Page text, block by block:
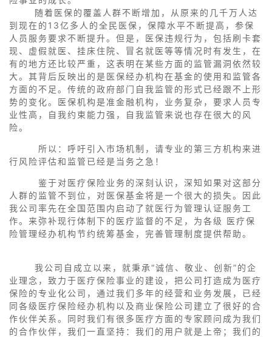
随着医保的覆盖人群不断增加，从原来的几千万人达
到现在的13亿多人的全民医保，保障水平不断提高，参保
人员服务要求不断提升。但是，医保违规行为，包括刷卡套
现、虚假就医、挂床住院、冒名就医等等情况时有发生，在
有的地方还比较严重，这表明在某些方面的监管漏洞依然较
大。其背后反映出的是医保经办机构在基金的使用和监管各
方面的不足。传统的政府部门自我监管的形式已经跟不上形
势的变化。医保机构是准金融机构，业务复杂，要求人员专
业性高，自我约束能力强，自我监管来说也存在很大的风
险。
所以：呼吁引入市场机制，请专业的第三方机构来进
行风险评估和监管已经是当务之急！
鉴于对医疗保险业务的深刻认识，深知如果对这部分
人群的监管不到位，对医保基金将是一个很大的损失。因此
我公司率先在全国范围内启动了就医行为管理认证服务工
作。来弥补现行体制下的医疗监督的不足，为各级 医疗保
险管理经办机构节约统筹基金，完善管理制度提供帮助。
我公司自成立以来，就秉承“诚信、敬业、创新”的企
业理念，致力于医疗保险事业的建设，把公司打造成为医疗
保险的专业化公司，通过我们多年的经营和业务发展，已经
同各级医疗保险经办机构以及商业保险公司建立了很好的合
作伙伴关系。同时我们有很多医疗方面的专家顾问成为我们
的合作伙伴，我们一直坚持：我们的用户就是上帝；我们的